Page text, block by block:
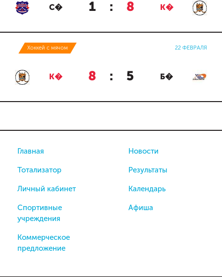
С� 1 : 8 К�
Хоккей с мячом 22 ФЕВРАЛЯ
К� 8 : 5 Б�
Главная
Тотализатор
Личный кабинет
Спортивные
учреждения
Коммерческое
предложение
Новости
Результаты
Календарь
Афиша